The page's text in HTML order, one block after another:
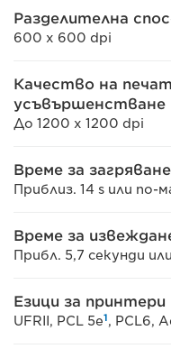
Разделителна
600 x 600 dpi
Качество на
усъвършенстване
До 1200 x 1200 dpi
Време за загряване
Приблиз. 14 s или по-
Време за
Прибл. 5,7 секунди
Езици за принтери
UFRII, PCL 5e1, PCL6,